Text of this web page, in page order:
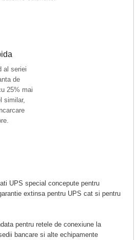
al seriei
de
25% mai
similar,
UPS special concepute pentru
extinsa pentru UPS cat si pentru
pentru retele de conexiune la
bancare si alte echipamente